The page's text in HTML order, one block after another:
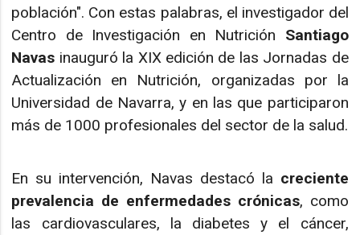
población". Con estas palabras, el investigador del
Centro de Investigación en Nutrición Santiago
Navas inauguró la XIX edición de las Jornadas de
Actualización en Nutrición, organizadas por la
Universidad de Navarra, y en las que participaron
más de 1000 profesionales del sector de la salud.
En su intervención, Navas destacó la creciente
prevalencia de enfermedades crónicas, como
las cardiovasculares, la diabetes y el cáncer,